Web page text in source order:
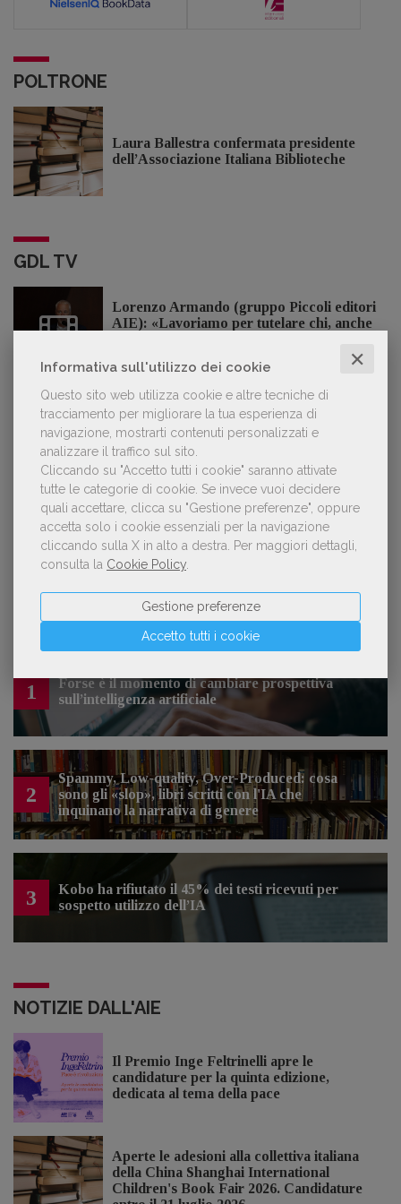
Informativa sull'utilizzo dei cookie ✕
Questo sito web utilizza cookie e altre tecniche di
tracciamento per migliorare la tua esperienza di
navigazione, mostrarti contenuti personalizzati e
analizzare il traffico sul sito.
Cliccando su "Accetto tutti i cookie" saranno attivate
tutte le categorie di cookie. Se invece vuoi decidere
quali accettare, clicca su "Gestione preferenze", oppure
accetta solo i cookie essenziali per la navigazione
cliccando sulla X in alto a destra.
Per maggiori dettagli,
consulta la Cookie Policy
Accetto tutti i cookie
Gestione preferenze
POLTRONE
Laura Ballestra confermata presidente
dell’Associazione Italiana Biblioteche
GDL TV
Lorenzo Armando (gruppo Piccoli editori
AIE): «Lavoriamo per tutelare chi, anche
OFFERTE DI LAVORO
Lavoro: 7 posizioni aperte e 9 stage in
editoria
LE PIÙ LETTE
1
Forse è il momento di cambiare prospettiva
sull’intelligenza artificiale
2
Spammy, Low-quality, Over-Produced: cosa
sono gli «slop», libri scritti con l'IA che
inquinano la narrativa di genere
3
Kobo ha rifiutato il 45% dei testi ricevuti per
sospetto utilizzo dell’IA
NOTIZIE DALL'AIE
Il Premio Inge Feltrinelli apre le
candidature per la quinta edizione,
dedicata al tema della pace
Aperte le adesioni alla collettiva italiana
della China Shanghai International
Children's Book Fair 2026. Candidature